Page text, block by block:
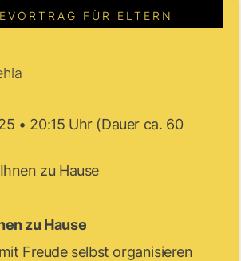
FÜR ELTERN
• 20:15 Uhr (Dauer ca. 60
zu Hause
zu Hause
Freude selbst organisieren